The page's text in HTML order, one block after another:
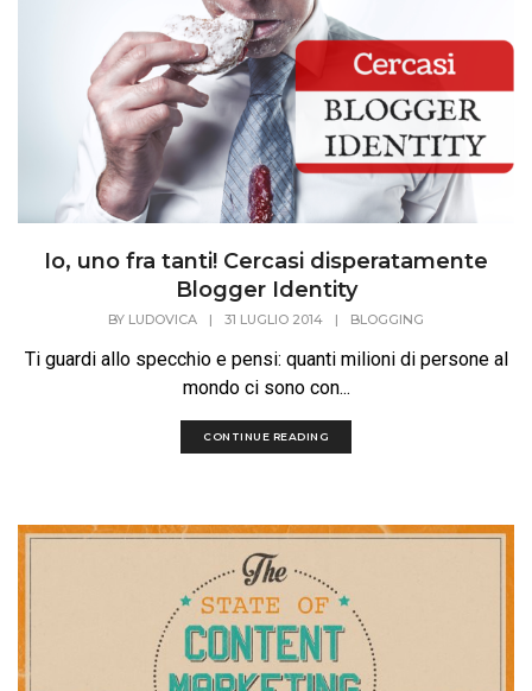
Io, uno fra tanti! Cercasi disperatamente
Blogger Identity
BY LUDOVICA | 31 LUGLIO 2014 | BLOGGING
Ti guardi allo specchio e pensi: quanti milioni di persone al
mondo ci sono con...
CONTINUE READING